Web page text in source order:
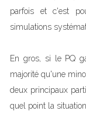
parfois et c'est
simulations
En gros, si le PQ
majorité qu'une
deux principaux
quel point la